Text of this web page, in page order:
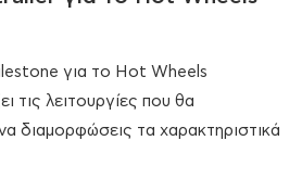
για το Hot Wheels
τις λειτουργίες που θα
διαμορφώσεις τα χαρακτηριστικά